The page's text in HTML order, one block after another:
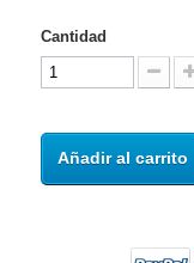
Cantidad
Añadir al carrito